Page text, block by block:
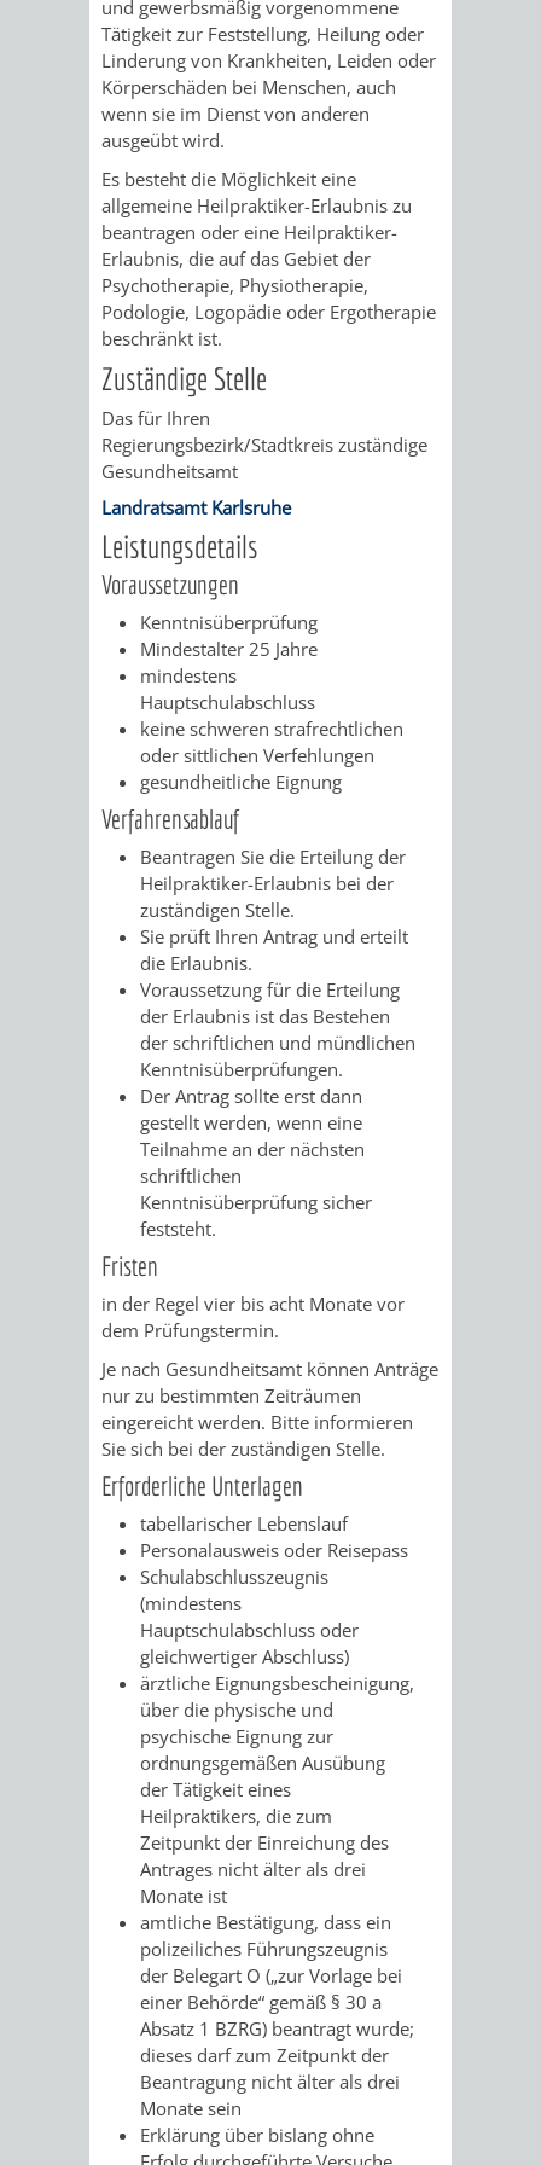
HILFE
MENSCHEN
MIT
BEHINDERUNG
MENSCHEN
MIT
DEMENZ
MIGRANTEN
/
FLÜCHTLINGE
BAUHERREN
BAUHERRENBERATUNG
GRUNDSTÜCKSWERTERMITTLUNG
DENKMALSCHUTZ
AUFGABEN
DER
UNTEREN
DENKMALSCHUTZBEHÖRDE
SATZUNGEN
IM
BEREICH
DENKMALSCHUTZ
GENEHMIGUNGSVERFAHREN
TAG
DES
OFFENEN
DENKMALS
VERKAUF
VERKAUF
HÄUSER
/
LIEGENSCHAFTEN
ERSCHLIESSUNGSBEITRAG
ANTRAGSVERFAHREN
VERMIETE
DOCH
AN
DEINE
STADT
WIEDERVERMIETUNGSPRÄMIE
BERATUNGSERGEBNISSE
TAGESORDNUNG
/
UMLEGUNGSAUSSCHUSS
BERATENDE
AUSSCHÜSSE
BÜRGERMEISTER
DEZERNATE
UND
AMT
FÜR
STABSSTELLE
FÜR
AMT
und gewerbsmäßig vorgenommene
Tätigkeit zur Feststellung, Heilung oder
Linderung von Krankheiten, Leiden oder
Körperschäden bei Menschen, auch
wenn sie im Dienst von anderen
ausgeübt wird.
Es besteht die Möglichkeit eine
allgemeine Heilpraktiker-Erlaubnis zu
beantragen oder eine Heilpraktiker-
Erlaubnis, die auf das Gebiet der
Psychotherapie, Physiotherapie,
Podologie, Logopädie oder Ergotherapie
beschränkt ist.
Zuständige Stelle
Das für Ihren
Regierungsbezirk/Stadtkreis zuständige
Gesundheitsamt
Landratsamt Karlsruhe
Leistungsdetails
Voraussetzungen
Kenntnisüberprüfung
Mindestalter 25 Jahre
mindestens
Hauptschulabschluss
keine schweren strafrechtlichen
oder sittlichen Verfehlungen
gesundheitliche Eignung
Verfahrensablauf
Beantragen Sie die Erteilung der
Heilpraktiker-Erlaubnis bei der
zuständigen Stelle.
Sie prüft Ihren Antrag und erteilt
die Erlaubnis.
Voraussetzung für die Erteilung
der Erlaubnis ist das Bestehen
der schriftlichen und mündlichen
Kenntnisüberprüfungen.
Der Antrag sollte erst dann
gestellt werden, wenn eine
Teilnahme an der nächsten
schriftlichen
Kenntnisüberprüfung sicher
feststeht.
Fristen
in der Regel vier bis acht Monate vor
dem Prüfungstermin.
Je nach Gesundheitsamt können Anträge
nur zu bestimmten Zeiträumen
eingereicht werden. Bitte informieren
Sie sich bei der zuständigen Stelle.
Erforderliche Unterlagen
tabellarischer Lebenslauf
Personalausweis oder Reisepass
Schulabschlusszeugnis
(mindestens
Hauptschulabschluss oder
gleichwertiger Abschluss)
ärztliche Eignungsbescheinigung,
über die physische und
psychische Eignung zur
ordnungsgemäßen Ausübung
der Tätigkeit eines
Heilpraktikers, die zum
Zeitpunkt der Einreichung des
Antrages nicht älter als drei
Monate ist
amtliche Bestätigung, dass ein
polizeiliches Führungszeugnis
der Belegart O („zur Vorlage bei
einer Behörde“ gemäß § 30 a
Absatz 1 BZRG) beantragt wurde;
dieses darf zum Zeitpunkt der
Beantragung nicht älter als drei
Monate sein
Erklärung über bislang ohne